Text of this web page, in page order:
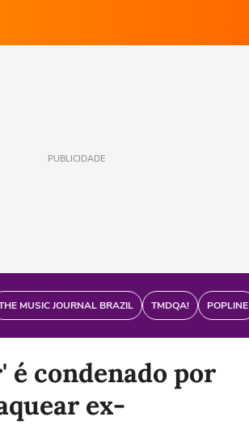
PUBLICIDADE
MUSIC JOURNAL BRAZIL TMDQA! POPLINE
condenado por
ex-